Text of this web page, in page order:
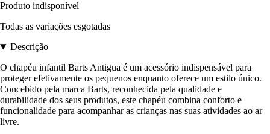
Produto indisponível
Todas as variações esgotadas
Descrição
O chapéu infantil Barts Antigua é um acessório indispensável para
proteger efetivamente os pequenos enquanto oferece um estilo único.
Concebido pela marca Barts, reconhecida pela qualidade e
durabilidade dos seus produtos, este chapéu combina conforto e
funcionalidade para acompanhar as crianças nas suas atividades ao ar
livre.